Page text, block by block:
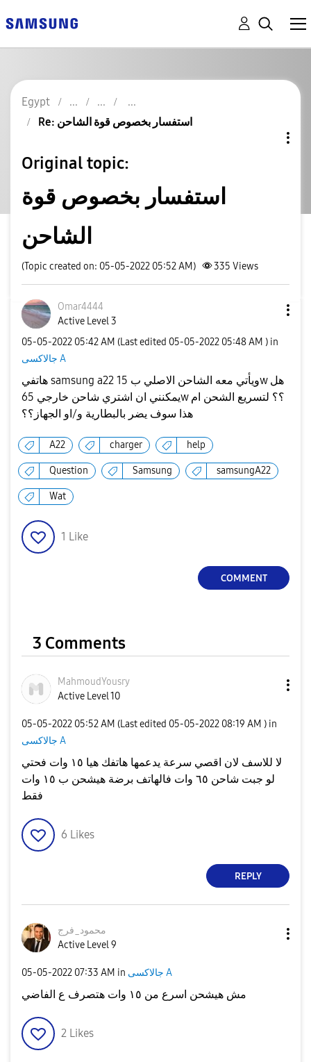
Egypt
Re: استفسار بخصوص قوة الشاحن
Original topic:
استفسار بخصوص قوة
الشاحن
(Topic created on: 05-05-2022 05:52 AM) 335 Views
Omar4444
Active Level 3
‎05-05-2022 05:42 AM (Last edited ‎05-05-2022 05:48 AM ) in
جالاكسى A
هاتفي samsung a22 ويأتي معه الشاحن الاصلي ب 15w هل
يمكنني ان اشتري شاحن خارجي 65w ؟؟ لتسريع الشحن ام
هذا سوف يضر بالبطارية و/او الجهاز؟؟
A22 charger help
Question Samsung samsungA22
Wat
1 Like
COMMENT
3 Comments
MahmoudYousry
Active Level 10
‎05-05-2022 05:52 AM (Last edited ‎05-05-2022 08:19 AM ) in
جالاكسى A
لا للاسف لان اقصي سرعة يدعمها هاتفك هيا ١٥ وات فحتي
لو جبت شاحن ٦٥ وات فالهاتف برضة هيشحن ب ١٥ وات
فقط
6 Likes
REPLY
محمود_فرج
Active Level 9
‎05-05-2022 07:33 AM in جالاكسى A
مش هيشحن اسرع من ١٥ وات هتصرف ع الفاضي
2 Likes